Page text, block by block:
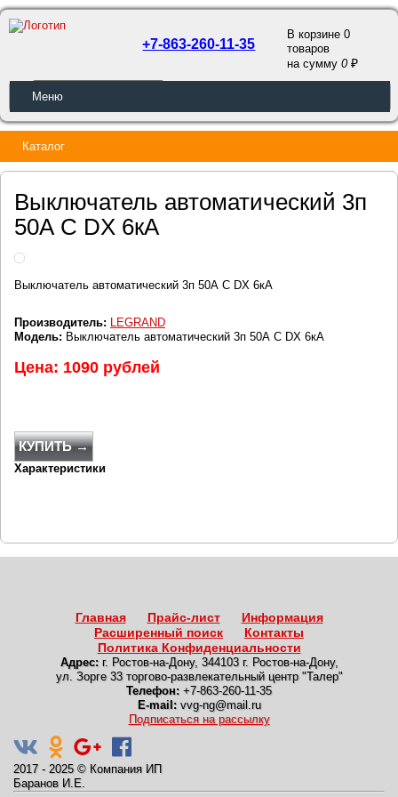
ОБРАТНЫЙ ЗВОНОК
+7-863-260-11-35
В корзине 0
товаров
на сумму0
Меню
Каталог
Выключатель автоматический 3п
50А С DX 6кА
Выключатель автоматический 3п 50А С DX 6кА
Производитель: LEGRAND
Модель: Выключатель автоматический 3п 50А С DX 6кА
Цена: 1090 рублей
КУПИТЬ →
Характеристики
Главная Прайс-лист
Информация
Расширенный поиск
Контакты
Политика Конфиденциальности
Адрес: г. Ростов-на-Дону, 344103 г. Ростов-на-Дону,
ул. Зорге 33 торгово-развлекательный центр "Талер"
Телефон: +7-863-260-11-35
E-mail: vvg-ng@mail.ru
Подписаться на рассылку
2017 - 2025 © Компания ИП
Баранов И.Е.